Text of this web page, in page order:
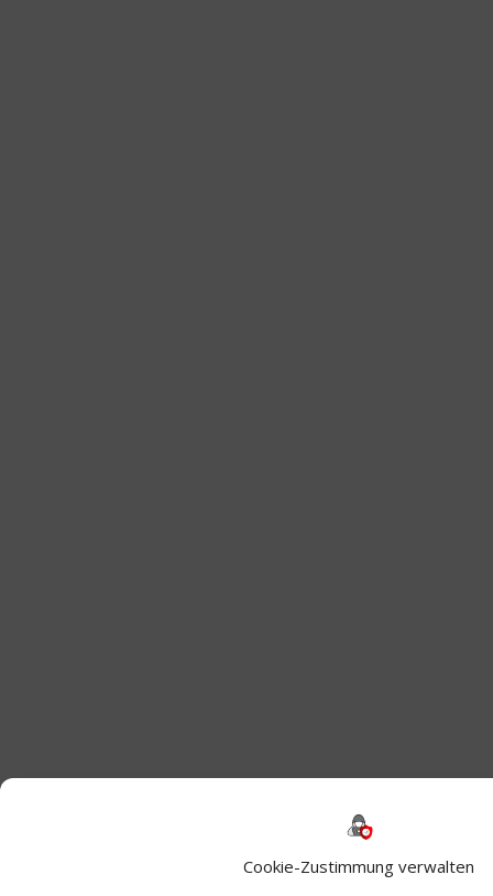
Cookie-Zustimmung verwalten